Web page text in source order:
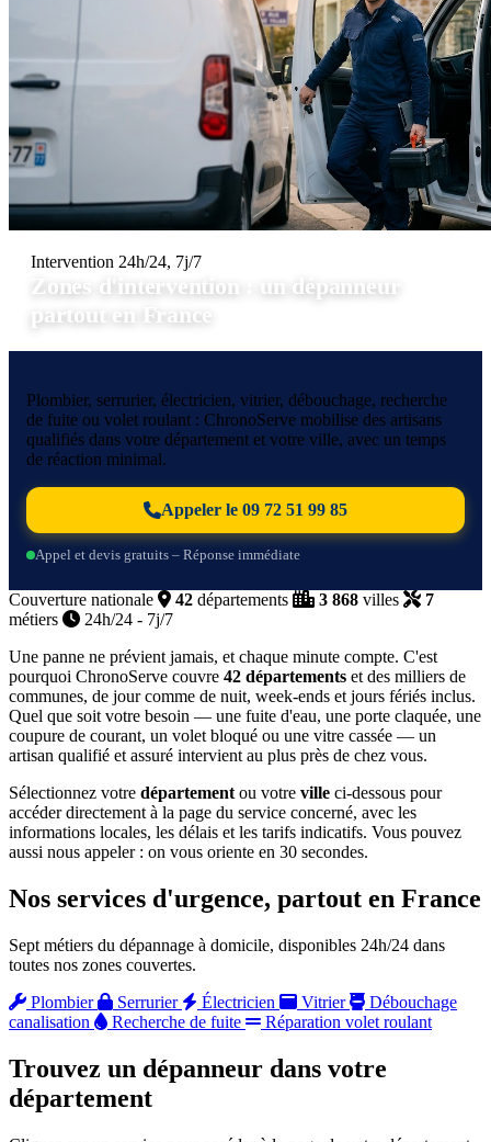
Intervention 24h/24, 7j/7
Zones d'intervention : un dépanneur
partout en France
Plombier, serrurier, électricien, vitrier, débouchage, recherche
de fuite ou volet roulant : ChronoServe mobilise des artisans
qualifiés dans votre département et votre ville, avec un temps
de réaction minimal.
Appeler le 09 72 51 99 85
Appel et devis gratuits – Réponse immédiate
Couverture nationale 42 départements 3 868 villes
7
métiers
24h/24 - 7j/7
Une panne ne prévient jamais, et chaque minute compte. C'est
pourquoi ChronoServe couvre 42 départements et des milliers de
communes, de jour comme de nuit, week-ends et jours fériés inclus.
Quel que soit votre besoin — une fuite d'eau, une porte claquée, une
coupure de courant, un volet bloqué ou une vitre cassée — un
artisan qualifié et assuré intervient au plus près de chez vous.
Sélectionnez votre départementou votre ville ci-dessous pour
accéder directement à la page du service concerné, avec les
informations locales, les délais et les tarifs indicatifs. Vous pouvez
aussi nous appeler : on vous oriente en 30 secondes.
Nos services d'urgence, partout en France
Sept métiers du dépannage à domicile, disponibles 24h/24 dans
toutes nos zones couvertes.
Plombier
Serrurier Électricien Vitrier
Débouchage
canalisation
Recherche de fuite Réparation volet roulant
Trouvez un dépanneur dans votre
département